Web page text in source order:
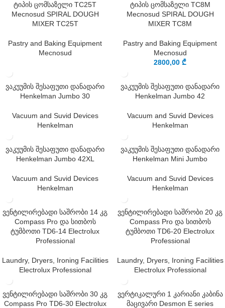
ტიპის ცომსაზელი TC25T
Mecnosud SPIRAL DOUGH
MIXER TC25T
Pastry and Baking Equipment
Mecnosud
ტიპის ცომსაზელი TC8M
Mecnosud SPIRAL DOUGH
MIXER TC8M
Pastry and Baking Equipment
Mecnosud
2800,00 ₾
ვაკუუმის შესაფუთი დანადარი
Henkelman Jumbo 30
Vacuum and Suvid Devices
Henkelman
ვაკუუმის შესაფუთი დანადარი
Henkelman Jumbo 42
Vacuum and Suvid Devices
Henkelman
ვაკუუმის შესაფუთი დანადარი
Henkelman Jumbo 42XL
Vacuum and Suvid Devices
Henkelman
ვაკუუმის შესაფუთი დანადარი
Henkelman Mini Jumbo
Vacuum and Suvid Devices
Henkelman
ვენტილირებადი საშრობი 14 კგ
Compass Pro და სითბოს
ტუმბოთი TD6-14 Electrolux
Professional
Laundry, Dryers, Ironing Facilities
Electrolux Professional
ვენტილირებადი საშრობი 20 კგ
Compass Pro და სითბოს
ტუმბოთი TD6-20 Electrolux
Professional
Laundry, Dryers, Ironing Facilities
Electrolux Professional
ვენტილირებადი საშრობი 30 კგ
Compass Pro TD6-30 Electrolux
ვერტიკალური 1 კარიანი კაბინა
მაცივარი Desmon E series